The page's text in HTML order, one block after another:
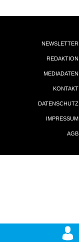
NEWSLETTER
REDAKTION
MEDIADATEN
KONTAKT
DATENSCHUTZ
IMPRESSUM
AGB